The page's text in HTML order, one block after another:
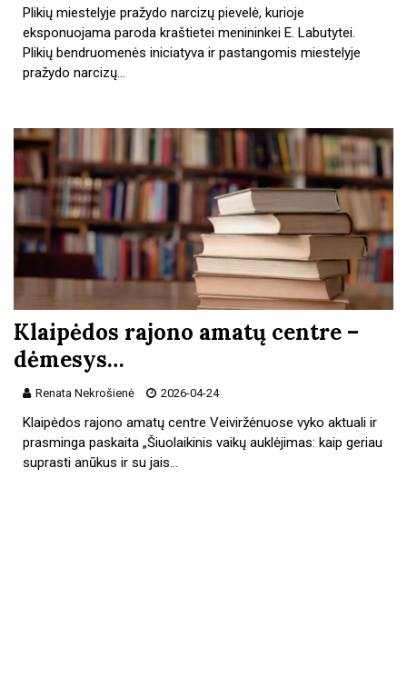
Plikių miestelyje pražydo narcizų pievelė, kurioje
eksponuojama paroda kraštietei menininkei E. Labutytei.
Plikių bendruomenės iniciatyva ir pastangomis miestelyje
pražydo narcizų…
Klaipėdos rajono amatų centre –
dėmesys…
Renata Nekrošienė 2026-04-24
Klaipėdos rajono amatų centre Veiviržėnuose vyko aktuali ir
prasminga paskaita „Šiuolaikinis vaikų auklėjimas: kaip geriau
suprasti anūkus ir su jais…